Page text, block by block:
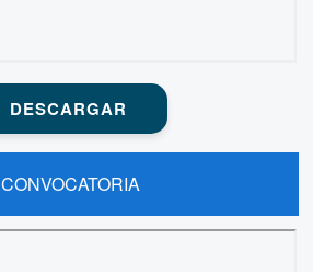
DESCARGAR
CONVOCATORIA